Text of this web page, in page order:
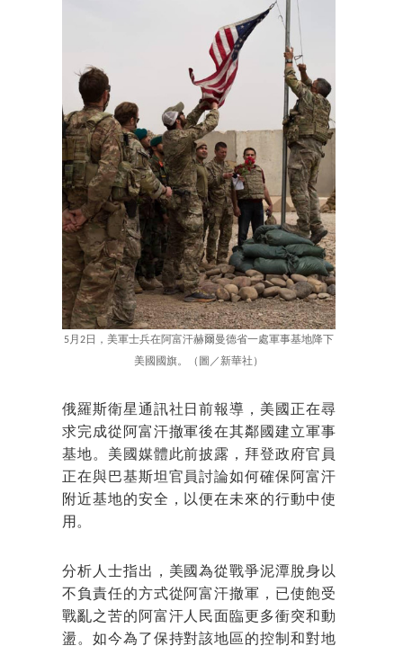
5月2日，美軍士兵在阿富汗赫爾曼德省一處軍事基地降下
美國國旗。（圖／新華社）
俄羅斯衛星通訊社日前報導，美國正在尋
求完成從阿富汗撤軍後在其鄰國建立軍事
基地。美國媒體此前披露，拜登政府官員
正在與巴基斯坦官員討論如何確保阿富汗
附近基地的安全，以便在未來的行動中使
用。
分析人士指出，美國為從戰爭泥潭脫身以
不負責任的方式從阿富汗撤軍，已使飽受
戰亂之苦的阿富汗人民面臨更多衝突和動
盪。如今為了保持對該地區的控制和對地